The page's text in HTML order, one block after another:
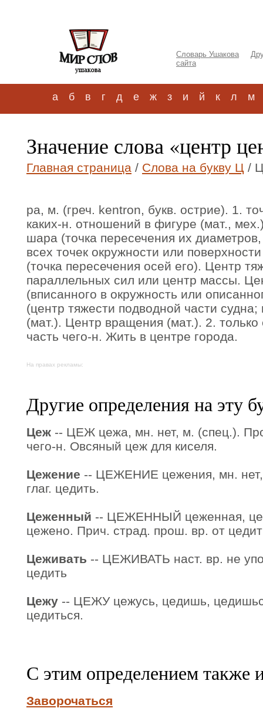
Словарь Ушакова
сайта
а б в г д е ж з и й к л м
Значение слова «центр
Главная страница / Слова на букву Ц /
ра, м. (греч. kentron, букв. острие). 1.
каких-н. отношений в фигуре (мат.,
шара (точка пересечения их
всех точек окружности или
(точка пересечения осей его). Центр
параллельных сил или центр массы.
(вписанного в окружность или
(центр тяжести подводной части
(мат.). Центр вращения (мат.). 2.
часть чего-н. Жить в центре города.
На правах рекламы:
Другие определения на эту
Цеж -- ЦЕЖ цежа, мн. нет, м. (спец.).
чего-н. Овсяный цеж для киселя.
Цежение -- ЦЕЖЕНИЕ цежения, мн. нет,
глаг. цедить.
Цеженный -- ЦЕЖЕННЫЙ цеженная,
цежено. Прич. страд. прош. вр. от
Цеживать -- ЦЕЖИВАТЬ наст. вр. не
цедить
Цежу -- ЦЕЖУ цежусь, цедишь,
цедиться.
С этим определением также
Заворочаться